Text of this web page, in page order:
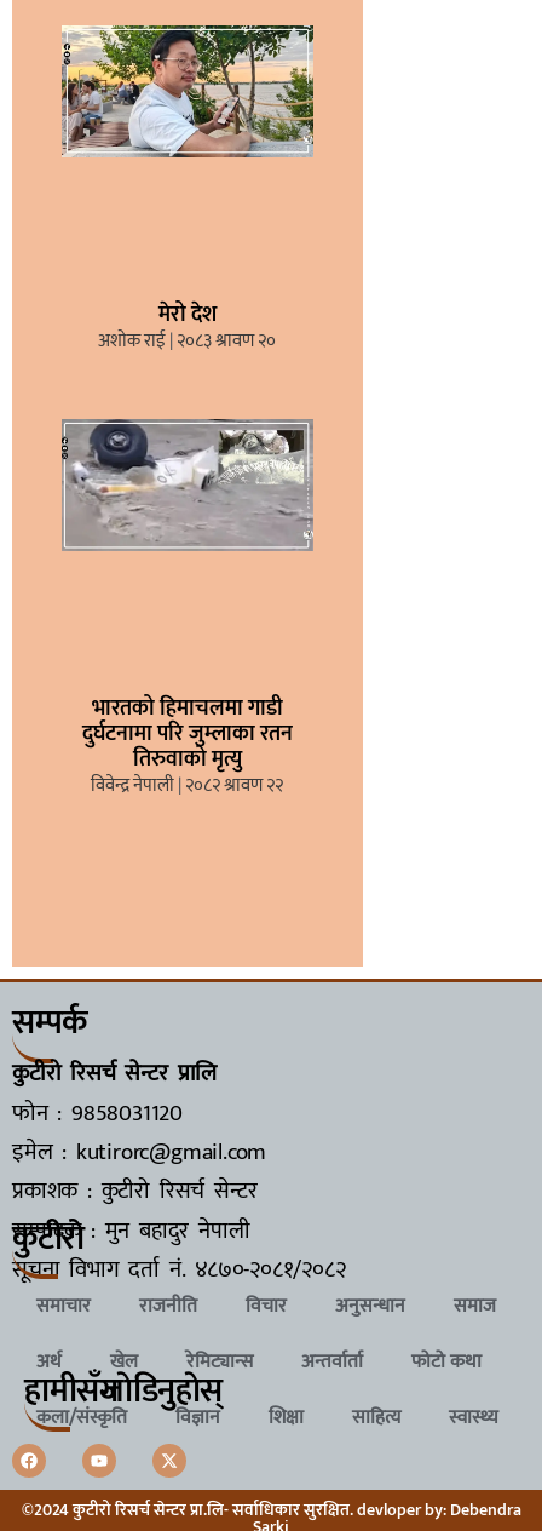
मेरो देश
अशोक राई २०८३ श्रावण २०
भारतको हिमाचलमा गाडी
दुर्घटनामा परि जुम्लाका रतन
तिरुवाको मृत्यु
विवेन्द्र नेपाली २०८२ श्रावण २२
सम्पर्क
कुटीरो रिसर्च सेन्टर प्रालि
फोन : 9858031120
इमेल : kutirorc@gmail.com
प्रकाशक : कुटीरो रिसर्च सेन्टर
सम्पादक : मुन बहादुर नेपाली
सूचना विभाग दर्ता नं. ४८७०-२०८१/२०८२
कुटीरो
समाचार राजनीति विचार अनुसन्धान
समाज
अर्थ
खेल रेमिट्यान्स अन्तर्वार्ता
फोटो कथा
कला/संस्कृति
विज्ञान शिक्षा साहित्य स्वास्थ्य
हामीसँगजाेडिनुहाेस्
©2024 कुटीरो रिसर्च सेन्टर प्रा.लि- सर्वाधिकार सुरक्षित. devloper by: Debendra